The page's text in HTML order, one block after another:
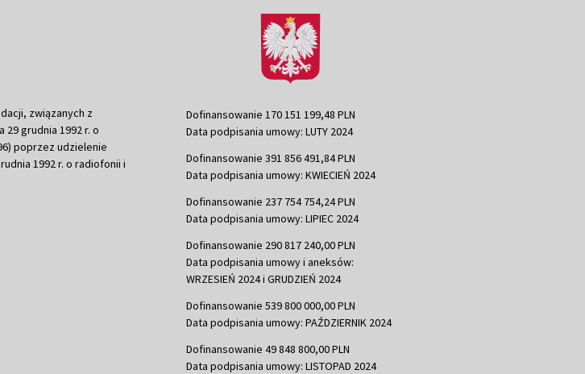
związanych z
grudnia 1992 r. o
poprzez udzielenie
1992 r. o radiofonii i
Dofinansowanie 170 151 199,48 PLN
Data podpisania umowy: LUTY 2024
Dofinansowanie 391 856 491,84 PLN
Data podpisania umowy: KWIECIEŃ 2024
Dofinansowanie 237 754 754,24 PLN
Data podpisania umowy: LIPIEC 2024
Dofinansowanie 290 817 240,00 PLN
Data podpisania umowy i aneksów:
WRZESIEŃ 2024 i GRUDZIEŃ 2024
Dofinansowanie 539 800 000,00 PLN
Data podpisania umowy: PAŹDZIERNIK 2024
Dofinansowanie 49 848 800,00 PLN
Data podpisania umowy: LISTOPAD 2024